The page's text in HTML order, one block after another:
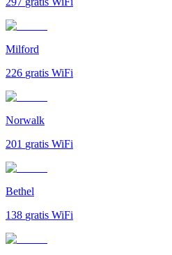
Milford
226 gratis WiFi
Norwalk
201 gratis WiFi
Bethel
138 gratis WiFi